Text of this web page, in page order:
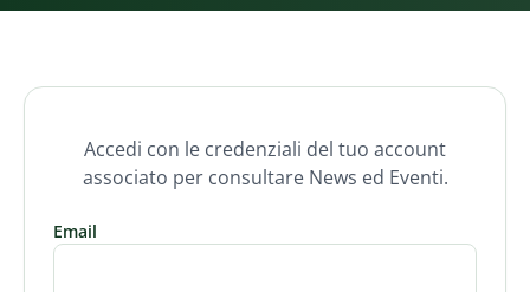
Accedi con le credenziali del tuo account
associato per consultare News ed Eventi.
Email